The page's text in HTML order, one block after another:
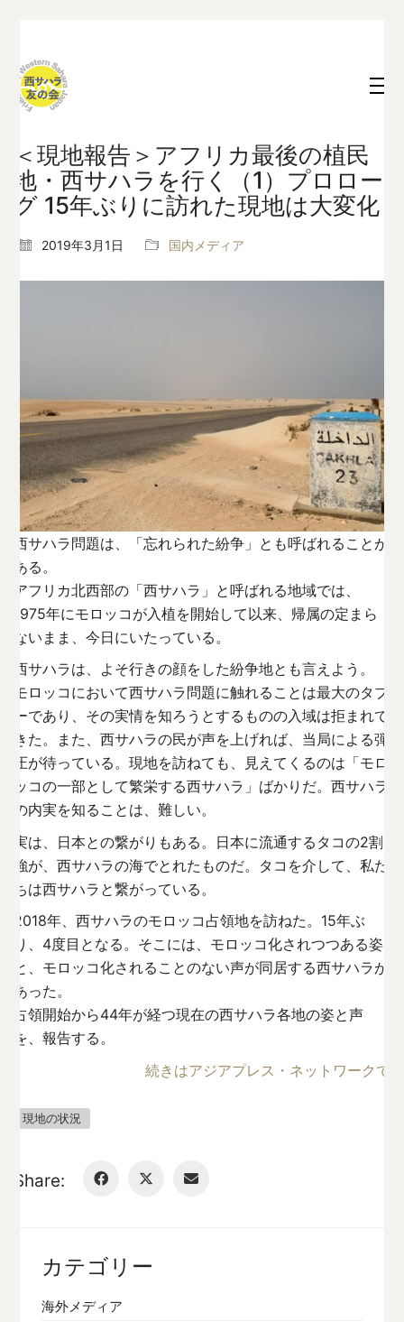
＜現地報告＞アフリカ最後の植民
地・西サハラを行く（1）プロロー
グ 15年ぶりに訪れた現地は大変化
2019年3月1日 国内メディア
西サハラ問題は、「忘れられた紛争」とも呼ばれることが
ある。
アフリカ北西部の「西サハラ」と呼ばれる地域では、
1975年にモロッコが入植を開始して以来、帰属の定まら
ないまま、今日にいたっている。
西サハラは、よそ行きの顔をした紛争地とも言えよう。
モロッコにおいて西サハラ問題に触れることは最大のタブ
ーであり、その実情を知ろうとするものの入域は拒まれて
きた。また、西サハラの民が声を上げれば、当局による弾
圧が待っている。現地を訪ねても、見えてくるのは「モロ
ッコの一部として繁栄する西サハラ」ばかりだ。西サハラ
の内実を知ることは、難しい。
実は、日本との繋がりもある。日本に流通するタコの2割
強が、西サハラの海でとれたものだ。タコを介して、私た
ちは西サハラと繋がっている。
2018年、西サハラのモロッコ占領地を訪ねた。15年ぶ
り、4度目となる。そこには、モロッコ化されつつある姿
と、モロッコ化されることのない声が同居する西サハラが
あった。
占領開始から44年が経つ現在の西サハラ各地の姿と声
を、報告する。
続きはアジアプレス・ネットワークで
現地の状況
Share:
カテゴリー
海外メディア